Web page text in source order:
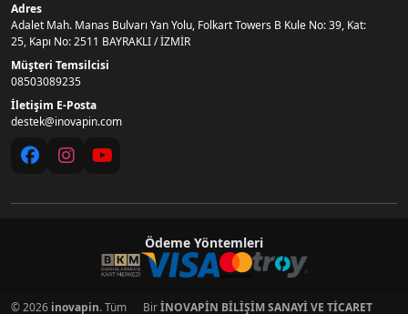
Adres
Adalet Mah. Manas Bulvarı Yan Yolu, Folkart Towers B Kule No: 39, Kat:
25, Kapı No: 2511 BAYRAKLI / İZMİR
Müşteri Temsilcisi
08503089235
İletişim E-Posta
destek@inovapin.com
Ödeme Yöntemleri
© 2026 inovapin. Tüm BirİNOVAPİN BİLİŞİM SANAYİ VE TİCARET